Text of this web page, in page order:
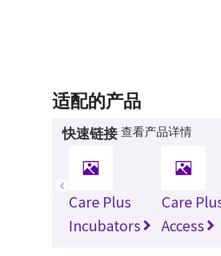
适配的产品
快速链接 查看产品详情
Care Plus
Incubators
Care
Access
‹